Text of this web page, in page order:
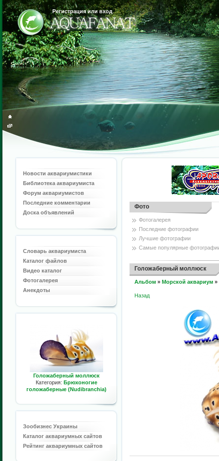
Регистрация или вход
Новости аквариумистики
Библиотека аквариумиста
Форум аквариумистов
Последние комментарии
Доска объявлений
Словарь аквариумиста
Каталог файлов
Видео каталог
Фотогалерея
Анекдоты
Голожаберный моллюск
Категория: Брюхоногие
голожаберные (Nudibranchia)
Зообизнес Украины
Каталог аквариумных сайтов
Рейтинг аквариумных сайтов
Фото
Фотогалерея
Последние фотографии
Лучшие фотографии
Самые популярные
Голожаберный моллюск
Альбом » Морской аквариум »
Назад